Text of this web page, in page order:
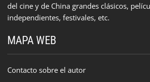
del cine y de China grandes clásicos,
independientes, festivales, etc.
MAPA WEB
Contacto sobre el autor